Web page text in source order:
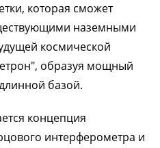
которая сможет
наземными
космической
образуя мощный
базой.
концепция
интерферометра и